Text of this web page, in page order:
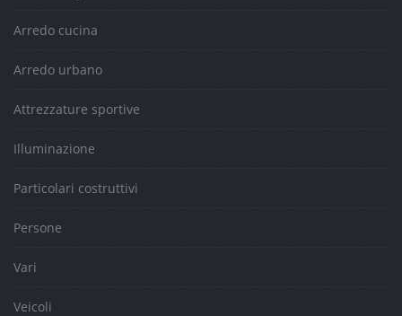
Arredo cucina
Arredo urbano
Attrezzature sportive
Illuminazione
Particolari costruttivi
Persone
Vari
Veicoli